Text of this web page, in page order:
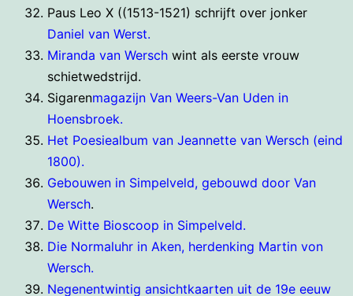
Paus Leo X ((1513-1521) schrijft over jonker
Daniel van Werst.
Miranda van Wersch wint als eerste vrouw
schietwedstrijd.
Sigarenmagazijn Van Weers-Van Uden in
Hoensbroek.
Het Poesiealbum van Jeannette van Wersch (eind
1800).
Gebouwen in Simpelveld, gebouwd door Van
Wersch.
De Witte Bioscoop in Simpelveld.
Die Normaluhr in Aken, herdenking Martin von
Wersch.
Negenentwintig ansichtkaarten uit de 19e eeuw